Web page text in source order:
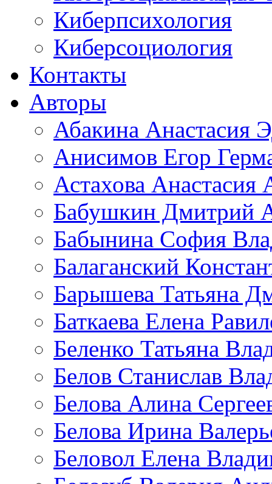
Киберпсихология
Киберсоциология
Контакты
Авторы
Абакина Анастасия
Анисимов Егор
Астахова Анастасия
Бабушкин Дмитрий
Бабынина София
Балаганский
Барышева Татьяна
Баткаева Елена
Беленко Татьяна
Белов Станислав
Белова Алина
Белова Ирина
Беловол Елена